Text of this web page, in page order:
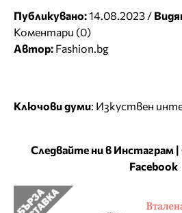
Публикувано:14.08.2023 /
Коментари (0)
Автор: Fashion.bg
Ключови думи: Изкуствен
Следвайте ни в Инстаграм |
Facebook